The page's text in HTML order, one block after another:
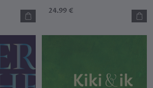
24.99 €